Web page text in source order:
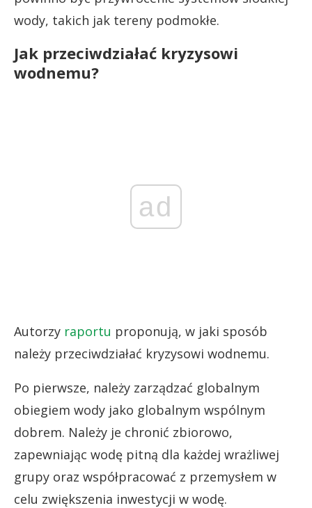
wody, takich jak tereny podmokłe.
Jak przeciwdziałać kryzysowi
wodnemu?
ad
Autorzy raportu proponują, w jaki sposób
należy przeciwdziałać kryzysowi wodnemu.
Po pierwsze, należy zarządzać globalnym
obiegiem wody jako globalnym wspólnym
dobrem. Należy je chronić zbiorowo,
zapewniając wodę pitną dla każdej wrażliwej
grupy oraz współpracować z przemysłem w
celu zwiększenia inwestycji w wodę.